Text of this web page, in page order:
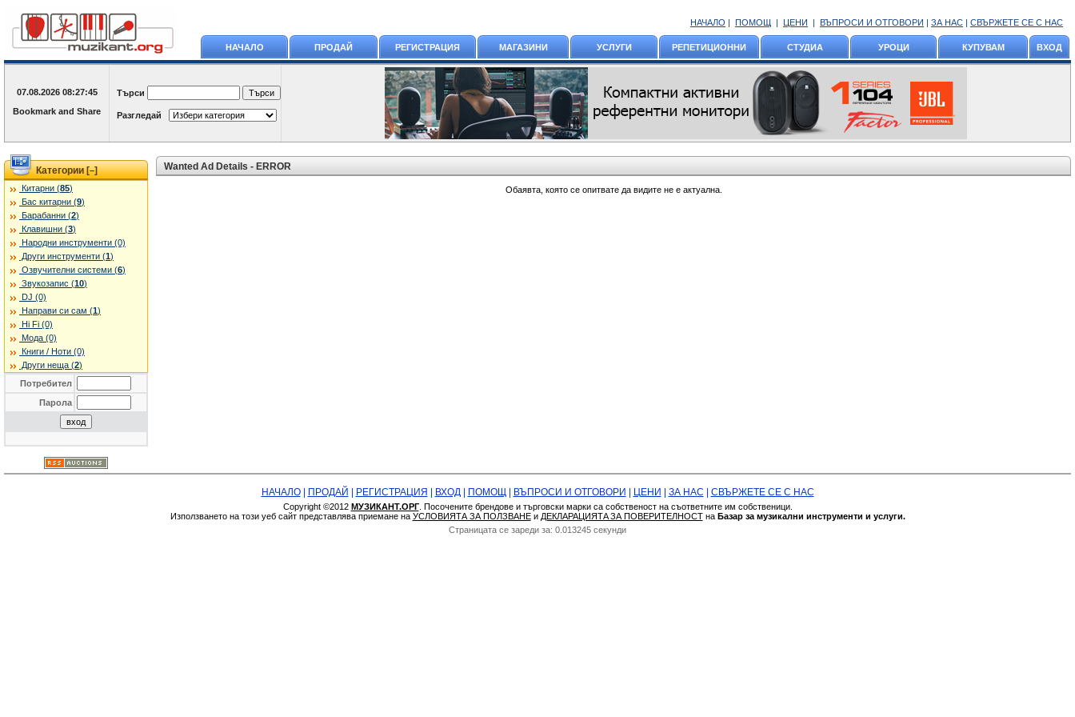
НАЧАЛО | ПОМОЩ | ЦЕНИ | ВЪПРОСИ И ОТГОВОРИ | ЗА НАС | СВЪРЖЕТЕ СЕ С НАС
НАЧАЛО ПРОДАЙ РЕГИСТРАЦИЯ МАГАЗИНИ УСЛУГИ РЕПЕТИЦИОННИ СТУДИА УРОЦИ КУПУВАМ ВХОД
07.08.2026 08:27:45 Търси
Разгледай
Категории [–]
Китарни (85)
Бас китарни (9)
Барабанни (2)
Клавишни (3)
Народни инструменти (0)
Други инструменти (1)
Озвучителни системи (6)
Звукозапис (10)
DJ (0)
Направи си сам (1)
Hi Fi (0)
Мода (0)
Книги / Ноти (0)
Други неща (2)
Потребител
Парола
Wanted Ad Details - ERROR
Обаявта, която се опитвате да видите не е актуална.
НАЧАЛО| ПРОДАЙ РЕГИСТРАЦИЯ ВХОД| ПОМОЩ| ВЪПРОСИ И ОТГОВОРИ ЦЕНИ ЗА НАС СВЪРЖЕТЕ СЕ С НАС
Copyright ©2012 МУЗИКАНТ.ОРГ. Посочените брендове и търговски марки са собственост на съответните им собственици.
Използването на този уеб сайт представлява приемане на УСЛОВИЯТА ЗА ПОЛЗВАНЕи ДЕКЛАРАЦИЯТA ЗА ПОВЕРИТЕЛНОСТна Базар за музикални инструменти и услуги.
Страницата се зареди за: 0.013245 секунди